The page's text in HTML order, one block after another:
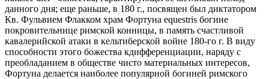
данного дня; еще раньше, в 180 г., посвящен был диктатором
Кв. Фульвием Флакком храм Фортуна equestris богине
покровительнице римской конницы, в память счастливой
кавалерийской атаки в кельтиберской войне 180-го г. В виду
способности этого божества кдифференциации, наряду с
преобладанием в обществе чисто материальных интересов,
Фортуна делается наиболее популярной богиней римского